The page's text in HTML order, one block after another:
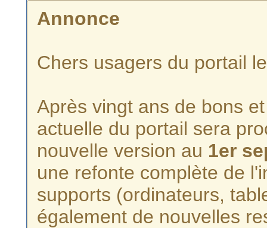
Annonce
Chers usagers du portail
Après vingt ans de bons
actuelle du portail sera
nouvelle version au 1er
une refonte complète de
supports (ordinateurs,
également de nouvelles